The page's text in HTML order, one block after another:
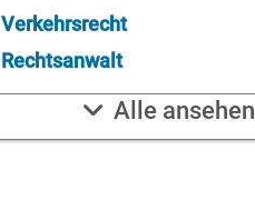
Verkehrsrecht
Rechtsanwalt
Alle ansehen